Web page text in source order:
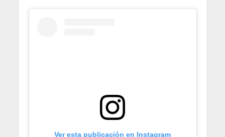
Ver esta publicación en Instagram